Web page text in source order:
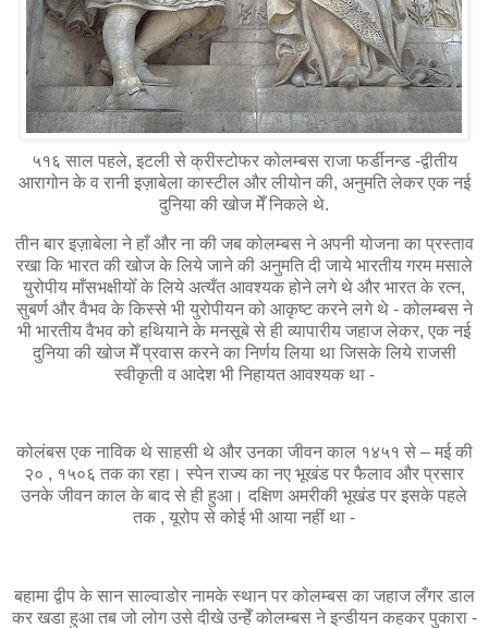
५१६ साल पहले, इटली से क्रीस्टोफर कोलम्बस राजा फर्डीनन्ड -द्वीतीय
आरागोन के व रानी इज़ाबेला कास्टील और लीयोन की, अनुमति लेकर एक नई
दुनिया की खोज मेँ निकले थे.
तीन बार इज़ाबेला ने हाँ और ना की जब कोलम्बस ने अपनी योजना का प्रस्ताव
रखा कि भारत की खोज के लिये जाने की अनुमति दी जाये भारतीय गरम मसाले
युरोपीय माँसभक्षीयोँ के लिये अत्यँत आवश्यक होने लगे थे और भारत के रत्न,
सुबर्ण और वैभव के किस्से भी युरोपीयन को आकृष्ट करने लगे थे - कोलम्बस ने
भी भारतीय वैभव को हथियाने के मनसूबे से ही व्यापारीय जहाज लेकर, एक नई
दुनिया की खोज मेँ प्रवास करने का निर्णय लिया था जिसके लिये राजसी
स्वीकृती व आदेश भी निहायत आवश्यक था -
कोलंबस एक नाविक थे साहसी थे और उनका जीवन काल १४५१ से – मई की
२० , १५०६ तक का रहा। स्पेन राज्य का नए भूखंड पर फैलाव और प्रसार
उनके जीवन काल के बाद से ही हुआ। दक्षिण अमरीकी भूखंड पर इसके पहले
तक , यूरोप से कोई भी आया नहीं था -
बहामा द्वीप के सान साल्वाडोर नामके स्थान पर कोलम्बस का जहाज लँगर डाल
कर खडा हुआ तब जो लोग उसे दीखे उन्हेँ कोलम्बस ने इन्डीयन कहकर पुकारा -